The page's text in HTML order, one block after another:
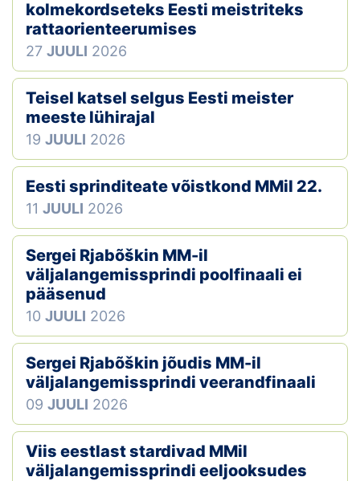
kolmekordseteks Eesti meistriteks
rattaorienteerumises
27 JUULI 2026
Teisel katsel selgus Eesti meister
meeste lühirajal
19 JUULI 2026
Eesti sprinditeate võistkond MMil 22.
11 JUULI 2026
Sergei Rjabõškin MM-il
väljalangemissprindi poolfinaali ei
pääsenud
10 JUULI 2026
Sergei Rjabõškin jõudis MM-il
väljalangemissprindi veerandfinaali
09 JUULI 2026
Viis eestlast stardivad MMil
väljalangemissprindi eeljooksudes